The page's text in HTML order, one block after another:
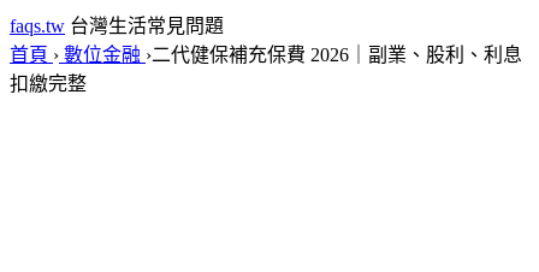
faqs.tw 台灣生活常見問題
首頁 › 數位金融 ›二代健保補充保費 2026｜副業、股利、利息
扣繳完整